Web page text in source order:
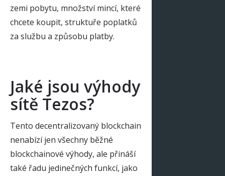
zemi pobytu, množství mincí, které
chcete koupit, struktuře poplatků
za službu a způsobu platby.
Jaké jsou výhody
sítě Tezos?
Tento decentralizovaný blockchain
nenabízí jen všechny běžné
blockchainové výhody, ale přináší
také řadu jedinečných funkcí, jako